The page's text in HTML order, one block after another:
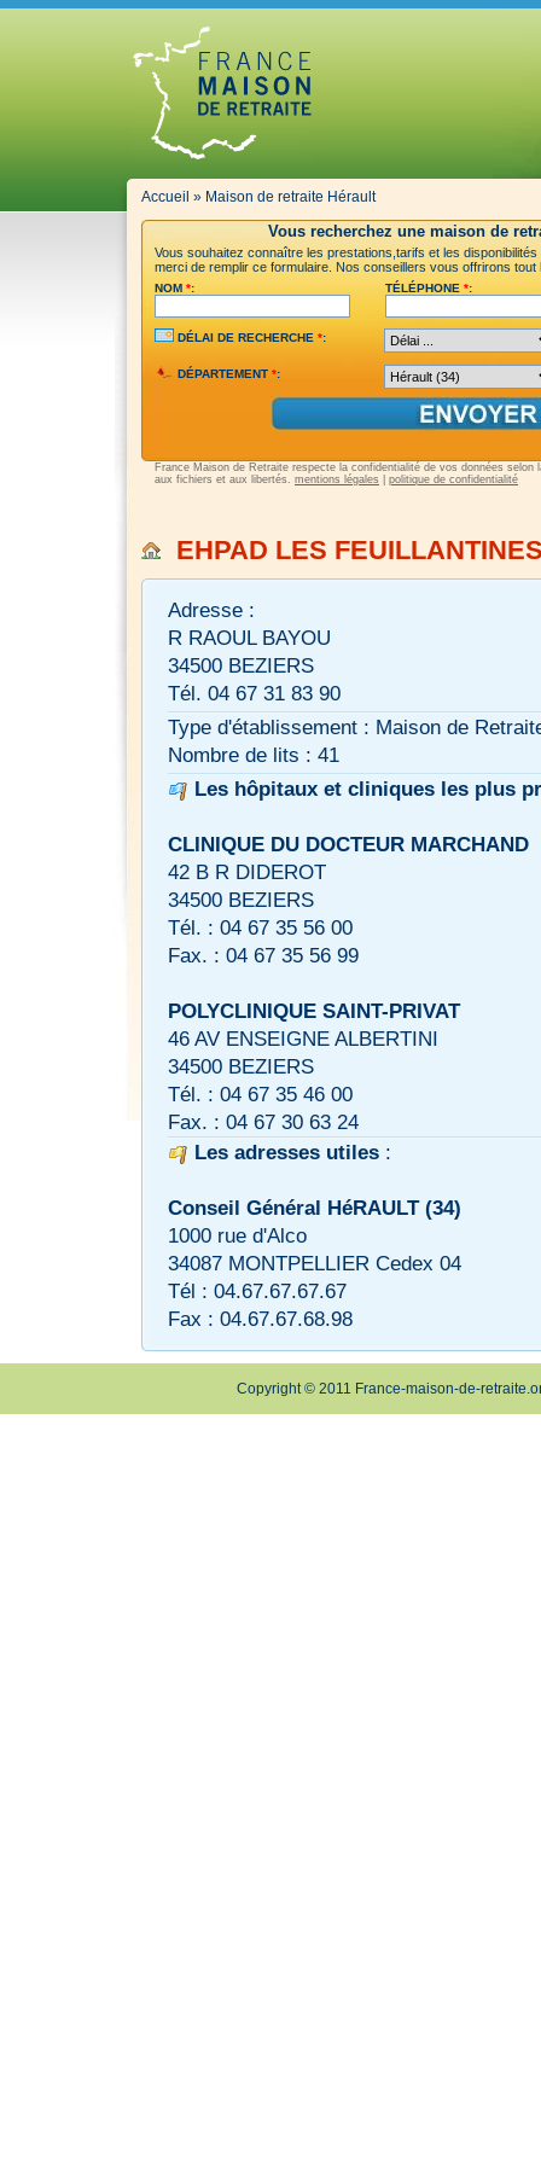
Accueil » Maison de retraite Hérault
Vous recherchez une maison de
Vous souhaitez connaître les prestations,tarifs et les
merci de remplir ce formulaire. Nos conseillers vous offrirons
NOM *: TÉLÉPHONE *:
DÉLAI DE RECHERCHE *:
DÉPARTEMENT *:
France Maison de Retraite respecte la confidentialité de vos données selon
aux fichiers et aux libertés. mentions légales politique de confidentialité
EHPAD LES
Adresse :
R RAOUL BAYOU
34500 BEZIERS
Tél. 04 67 31 83 90
Type d'établissement : Maison de
Nombre de lits : 41
Les hôpitaux et cliniques les plus
CLINIQUE DU DOCTEUR MARCHAND
42 B R DIDEROT
34500 BEZIERS
Tél. : 04 67 35 56 00
Fax. : 04 67 35 56 99
POLYCLINIQUE SAINT-PRIVAT
46 AV ENSEIGNE ALBERTINI
34500 BEZIERS
Tél. : 04 67 35 46 00
Fax. : 04 67 30 63 24
Les adresses utiles :
Conseil Général HéRAULT (34)
1000 rue d'Alco
34087 MONTPELLIER Cedex 04
Tél : 04.67.67.67.67
Fax : 04.67.67.68.98
Copyright © 2011 France-maison-de-